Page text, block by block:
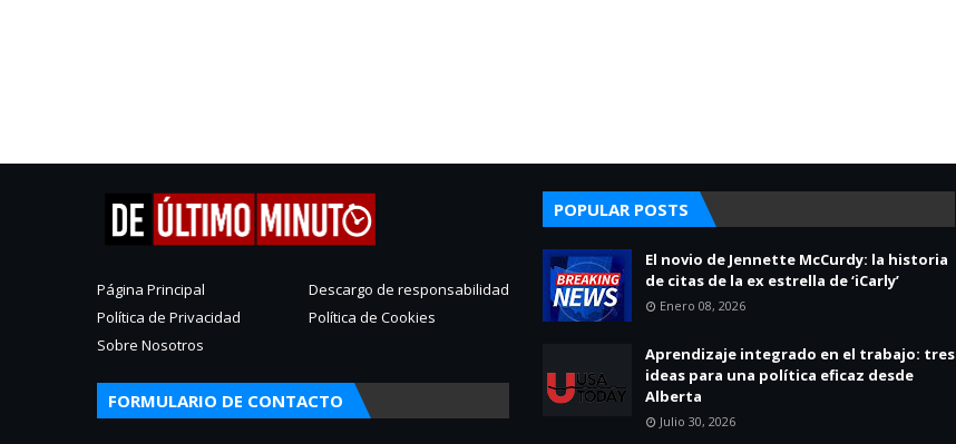
Página Principal
Descargo de responsabilidad
Política de Privacidad
Política de Cookies
Sobre Nosotros
FORMULARIO DE CONTACTO
POPULAR POSTS
El novio de Jennette McCurdy: la historia
de citas de la ex estrella de ‘iCarly’
Enero 08, 2026
Aprendizaje integrado en el trabajo: tres
ideas para una política eficaz desde
Alberta
Julio 30, 2026